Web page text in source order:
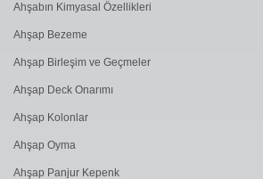
Ahşabın Kimyasal Özellikleri
Ahşap Bezeme
Ahşap Birleşim ve Geçmeler
Ahşap Deck Onarımı
Ahşap Kolonlar
Ahşap Oyma
Ahşap Panjur Kepenk